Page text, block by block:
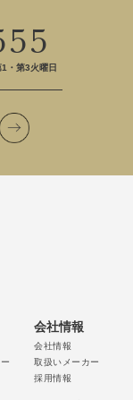
・第3火曜日
会社情報
会社情報
取扱いメーカー
採用情報